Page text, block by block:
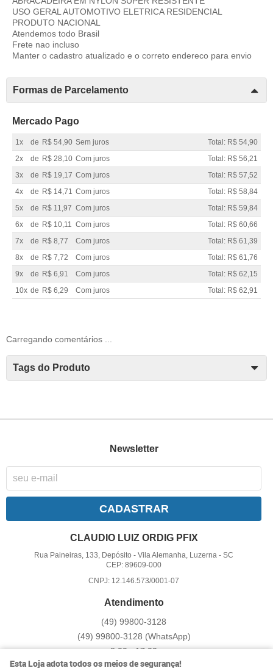
USO GERAL AUTOMOTIVO ELETRICA RESIDENCIAL
PRODUTO NACIONAL
Atendemos todo Brasil
Frete nao incluso
Manter o cadastro atualizado e o correto endereco para envio
Formas de Parcelamento
Mercado Pago
1x de R$ 54,90 Sem juros
Total: R$ 54,90
2x
de R$ 28,10 Com juros
Total: R$ 56,21
3x
de R$ 19,17 Com juros
Total: R$ 57,52
4x
de R$ 14,71 Com juros
Total: R$ 58,84
5x
de R$ 11,97 Com juros
Total: R$ 59,84
6x
de R$ 10,11 Com juros
Total: R$ 60,66
7x
de R$ 8,77 Com juros
Total: R$ 61,39
8x
de R$ 7,72 Com juros
Total: R$ 61,76
9x
de R$ 6,91 Com juros
Total: R$ 62,15
10x de R$ 6,29 Com juros Total: R$ 62,91
Carregando comentários ...
Tags do Produto
Newsletter
CADASTRAR
CLAUDIO LUIZ ORDIG PFIX
Rua Paineiras, 133, Depósito -Vila Alemanha, Luzerna -SC
CEP: 89609-000
CNPJ: 12.146.573/0001-07
Atendimento
(49) 99800-3128
(49) 99800-3128 (WhatsApp)
8:00 - 17:00
pfix@pfix.com.br
Esta Loja adota todos os meios de segurança!